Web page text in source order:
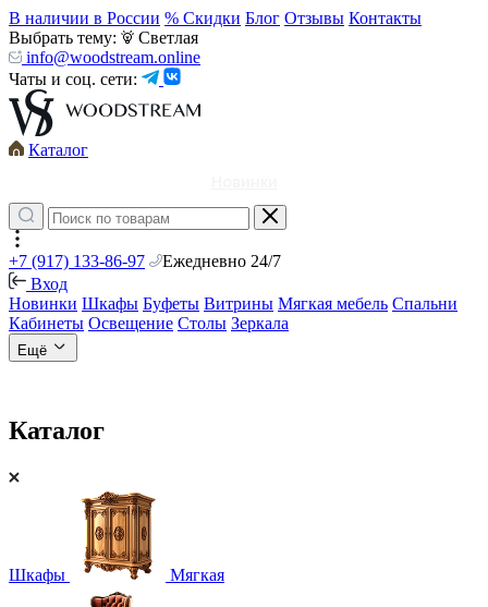
В наличии в России % Скидки Блог Отзывы Контакты
Выбрать тему:
Светлая
info@woodstream.online
Чаты и соц. сети:
Каталог
+7 (917) 133-86-97
Ежедневно 24/7
Вход
Новинки Шкафы Буфеты Витрины Мягкая мебель Спальни
Кабинеты Освещение Столы Зеркала
Ещё
Каталог
Шкафы Мягкая